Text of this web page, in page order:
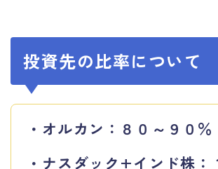
投資先の比率について
・オルカン：８０～９０％
・ナスダック+インド株：